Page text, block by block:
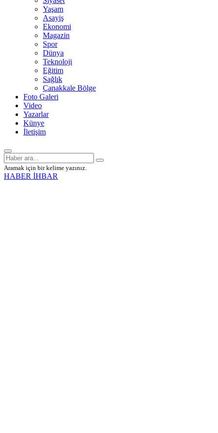
Yaşam
Asayiş
Ekonomi
Magazin
Spor
Dünya
Teknoloji
Eğitim
Sağlık
Çanakkale Bölge
Foto Galeri
Video
Yazarlar
Künye
İletişim
Aramak için bir kelime yazınız.
HABER İHBAR